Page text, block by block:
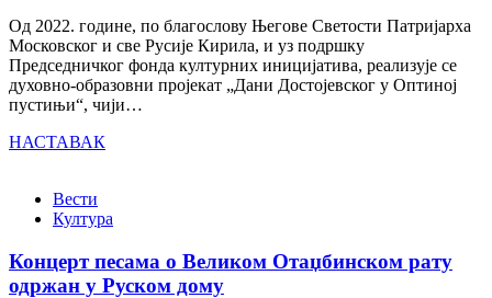
Од 2022. године, по благослову Његове Светости Патријарха
Московског и све Русије Кирила, и уз подршку
Председничког фонда културних иницијатива, реализује се
духовно-образовни пројекат „Дани Достојевског у Оптиној
пустињи“, чији…
НАСТАВАК
Вести
Култура
Концерт песама о Великом Отаџбинском рату
одржан у Руском дому